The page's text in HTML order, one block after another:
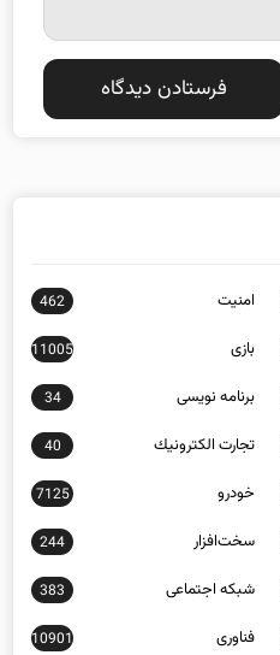
امنيت 462
بازی 11005
برنامه نويسی 34
تجارت الكترونيك 40
خودرو 7125
سخت‌افزار 244
شبكه اجتماعی 383
فناوری 10901